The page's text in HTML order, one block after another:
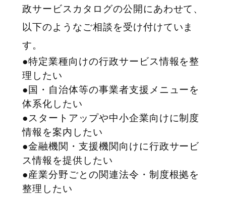
政サービスカタログの公開にあわせて、
以下のようなご相談を受け付けていま
す。
●特定業種向けの行政サービス情報を整
理したい
●国・自治体等の事業者支援メニューを
体系化したい
●スタートアップや中小企業向けに制度
情報を案内したい
●金融機関・支援機関向けに行政サービ
ス情報を提供したい
●産業分野ごとの関連法令・制度根拠を
整理したい